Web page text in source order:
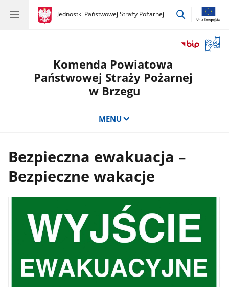
gov.pl
Jednostki Państwowej Straży Pożarnej
gov.pl
Jednostki
przejdź
okno
Komenda Powiatowa
Państwowej Straży Pożarnej
w Brzegu
MENU
Bezpieczna ewakuacja –
Bezpieczne wakacje